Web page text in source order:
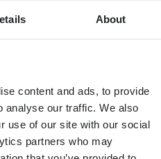
About
content and ads, to provide
analyse our traffic. We also
use of our site with our social
partners who may
voorraad XXL Lage voorraad